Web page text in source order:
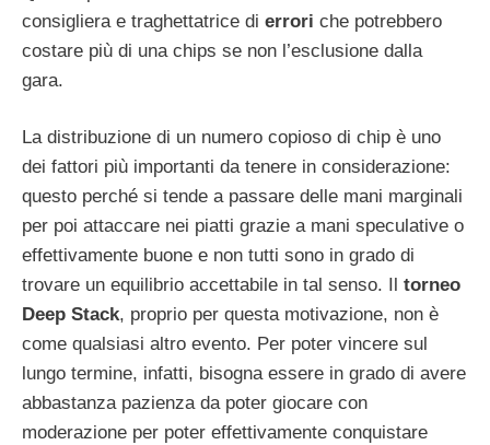
consigliera e traghettatrice di errori che potrebbero
costare più di una chips se non l’esclusione dalla
gara.
La distribuzione di un numero copioso di chip è uno
dei fattori più importanti da tenere in considerazione:
questo perché si tende a passare delle mani marginali
per poi attaccare nei piatti grazie a mani speculative o
effettivamente buone e non tutti sono in grado di
trovare un equilibrio accettabile in tal senso. Il torneo
Deep Stack, proprio per questa motivazione, non è
come qualsiasi altro evento. Per poter vincere sul
lungo termine, infatti, bisogna essere in grado di avere
abbastanza pazienza da poter giocare con
moderazione per poter effettivamente conquistare